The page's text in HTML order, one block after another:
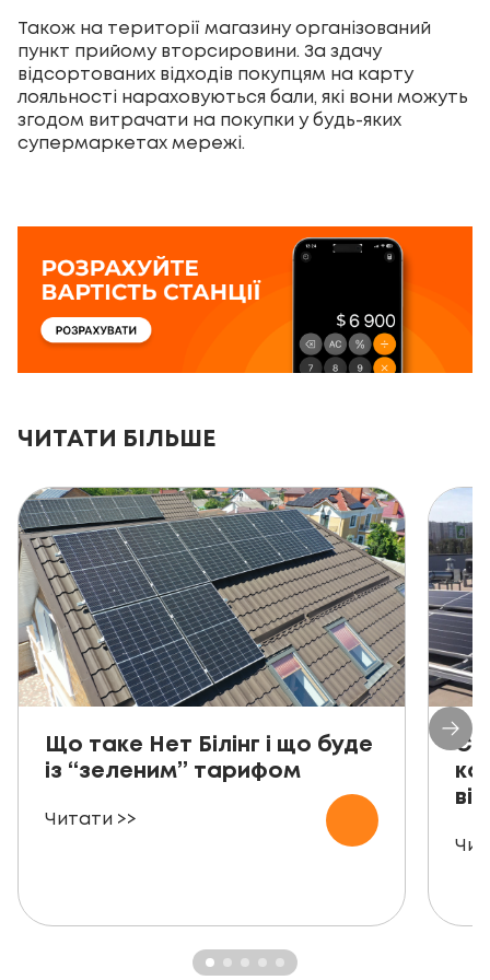
Також на території магазину організований
пункт прийому вторсировини. За здачу
відсортованих відходів покупцям на карту
лояльності нараховуються бали, які вони можуть
згодом витрачати на покупки у будь-яких
супермаркетах мережі.
ЧИТАТИ БІЛЬШЕ
Що таке Нет Білінг і що буде
із “зеленим” тарифом
Читати >>